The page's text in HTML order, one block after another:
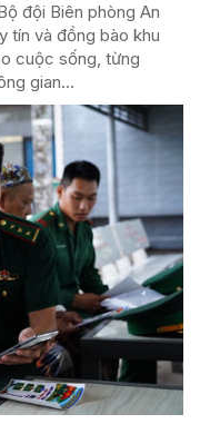
đội Biên phòng An
tín và đồng bào khu
cuộc sống, từng
gian...